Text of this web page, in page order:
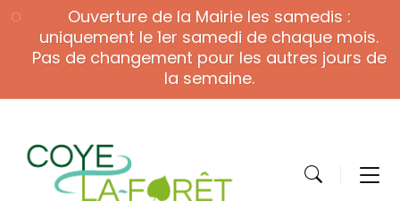
to
content
to
navigation
to
footer
Ouverture de la Mairie les samedis :
uniquement le 1er samedi de chaque mois.
Pas de changement pour les autres jours de
la semaine.